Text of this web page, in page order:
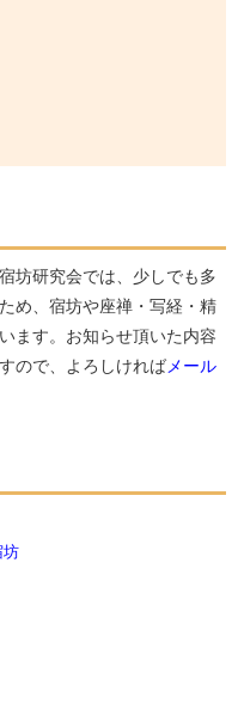
坊研究会では、少しでも多
め、宿坊や座禅・写経・精
ます。お知らせ頂いた内容
ので、よろしければメール
坊